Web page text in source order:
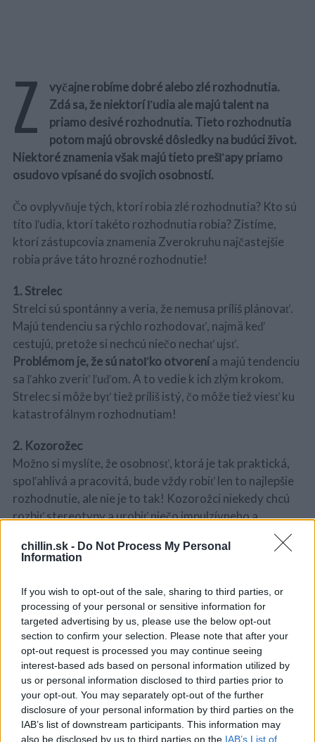
chillin.sk - Do Not Process My Personal
Information
If you wish to opt-out of the sale, sharing to third parties, or
processing of your personal or sensitive information for
targeted advertising by us, please use the below opt-out
section to confirm your selection. Please note that after your
opt-out request is processed you may continue seeing
interest-based ads based on personal information utilized by
us or personal information disclosed to third parties prior to
your opt-out. You may separately opt-out of the further
disclosure of your personal information by third parties on the
IAB’s list of downstream participants. This information may
also be disclosed by us to third parties on the IAB’s List of
Z
vyčajne robíme dobré alebo zlé rozhodnutia.
Zdá sa, že niektorí ľudia ale majú talent na
priamo desivé rozhodnutia. Tieto rozhodnutia
potom majú obrovské dôsledky na budúci život.
Niektoré znamenia však majú tieto prešľapy priamo
osudovo vpísané do svojich osobností.
Čo ovplyvňuje tých, ktorí robia zlé rozhodnutia? Kto sú
títo ľudia, ktorí takéto rozhodnutia robia? Zistíme,
ktorí zástupcovia znamenia Zverokruhu najčastejšie
robia práve táto hrozné rozhodnutie!
1. Strelec
Strelci sú spontánny a veria, že nemusa príliš plánovať.
Majú tendenciu sa rýchlo rozhodovať, najmä keď
cestujú, pretože si nechcú niečo nechať ujsť.
Problémom je, že sú natoľko otvorenía majú tendenciu
sa ľahko zveriť ľuďom. A to vedie k ich zlým krokom.
Strelec si môže byť tiež príliš istý, čo môže tiež viesť ku
katastrofálnym rozhodnutiam!
2. Kozorožec
Možno si myslíte, že osobnosť, ktorá je tak praktická,
spoľahlivá a pracovitá, bude vždy robiť len to najlepšie
rozhodnutie, ale nie je to tak! Kozorožci niekedy chcú
rozbiť stereotypy a urobiť niečo impulzívneho a
Kozorožci tiež zle rozhodujú aj v sexuálnej oblasti. Majú
pravdepodobné, že vybuchnú a urobia niečo úplne
neočakávané,napríklad sa uchýlia k neformálnym
sexuálnym kontaktom. Malo by však byť poznamenané,
že neskôr Kozorožci pochopia, že sa zle rozhodli a
veľmi ľutujú.
3. Baran
Baran je veľmi impulzívny a netrpezlivý. Keď spočítate
netrpezlivosť, sklon k riskovaniu a spontánnosť, vyjdú
S
a
r
c
h
r
: